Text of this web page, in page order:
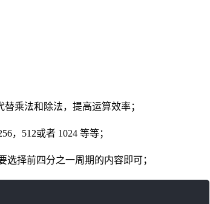
乘法和除法，提高运算效率；
，512或者 1024 等等；
择前四分之一周期的内容即可；